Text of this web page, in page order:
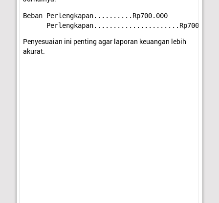
Penyesuaian ini penting agar laporan keuangan lebih
akurat.